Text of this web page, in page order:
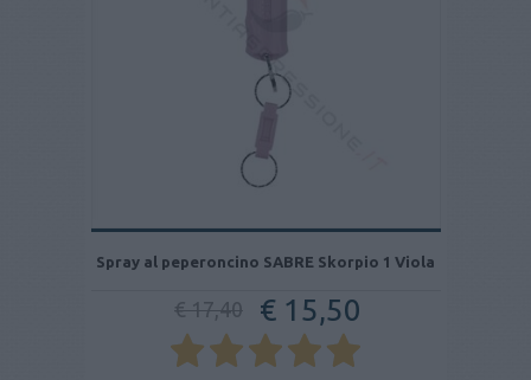
Spray al peperoncino SABRE Skorpio 1 Viola
€ 17,40 € 15,50